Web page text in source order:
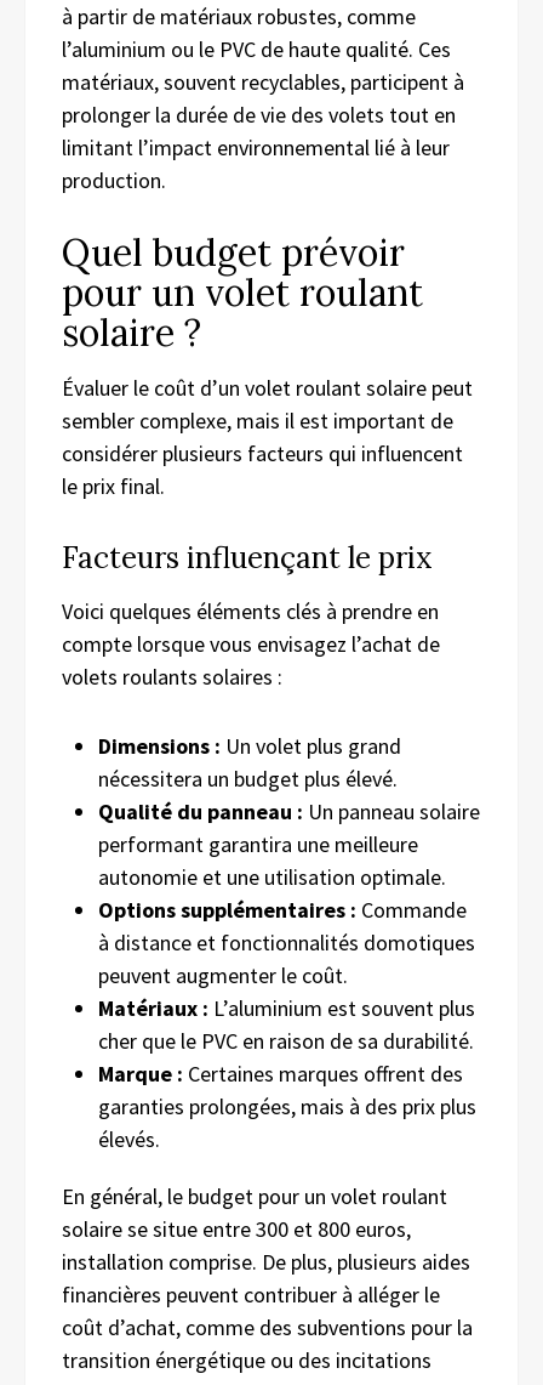
à partir de matériaux robustes, comme
l’aluminium ou le PVC de haute qualité. Ces
matériaux, souvent recyclables, participent à
prolonger la durée de vie des volets tout en
limitant l’impact environnemental lié à leur
production.
Quel budget prévoir
pour un volet roulant
solaire ?
Évaluer le coût d’un volet roulant solaire peut
sembler complexe, mais il est important de
considérer plusieurs facteurs qui influencent
le prix final.
Facteurs influençant le prix
Voici quelques éléments clés à prendre en
compte lorsque vous envisagez l’achat de
volets roulants solaires :
Dimensions : Un volet plus grand
nécessitera un budget plus élevé.
Qualité du panneau : Un panneau solaire
performant garantira une meilleure
autonomie et une utilisation optimale.
Options supplémentaires : Commande
à distance et fonctionnalités domotiques
peuvent augmenter le coût.
Matériaux : L’aluminium est souvent plus
cher que le PVC en raison de sa durabilité.
Marque : Certaines marques offrent des
garanties prolongées, mais à des prix plus
élevés.
En général, le budget pour un volet roulant
solaire se situe entre 300 et 800 euros,
installation comprise. De plus, plusieurs aides
financières peuvent contribuer à alléger le
coût d’achat, comme des subventions pour la
transition énergétique ou des incitations